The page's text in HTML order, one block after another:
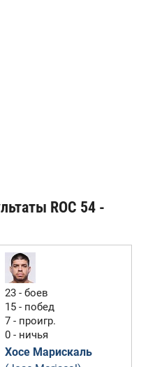
ROC 54 -
23 - боев
15 - побед
7 - проигр.
0 - ничья
Хосе Марискаль